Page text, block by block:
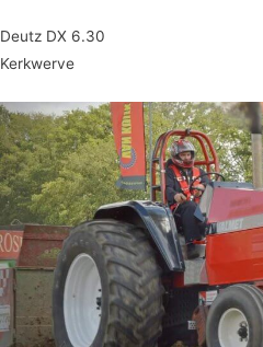
Deutz DX 6.30
Kerkwerve